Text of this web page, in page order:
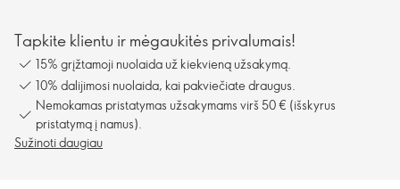
Tapkite klientu ir mėgaukitės privalumais!
15% grįžtamoji nuolaida už kiekvieną užsakymą.
10% dalijimosi nuolaida, kai pakviečiate draugus.
Nemokamas pristatymas užsakymams virš 50 € (išskyrus
pristatymą į namus).
Sužinoti daugiau